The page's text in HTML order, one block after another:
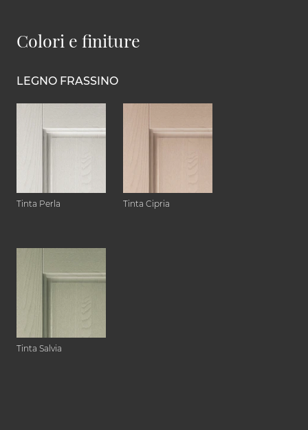
Colori e finiture
LEGNO FRASSINO
Tinta Perla Tinta Cipria
Tinta Salvia